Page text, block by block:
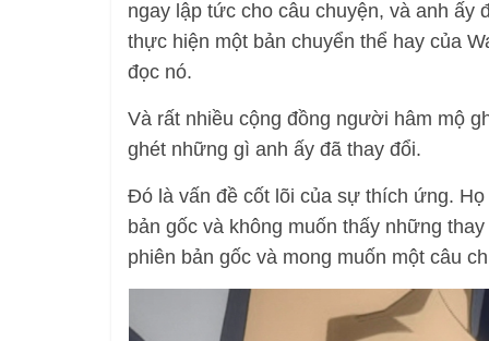
ngay lập tức cho câu chuyện, và anh ấy
thực hiện một bản chuyển thể hay của
đọc nó.
Và rất nhiều cộng đồng người hâm mộ
ghét những gì anh ấy đã thay đổi.
Đó là vấn đề cốt lõi của sự thích ứng.
bản gốc và không muốn thấy những
phiên bản gốc và mong muốn một câu